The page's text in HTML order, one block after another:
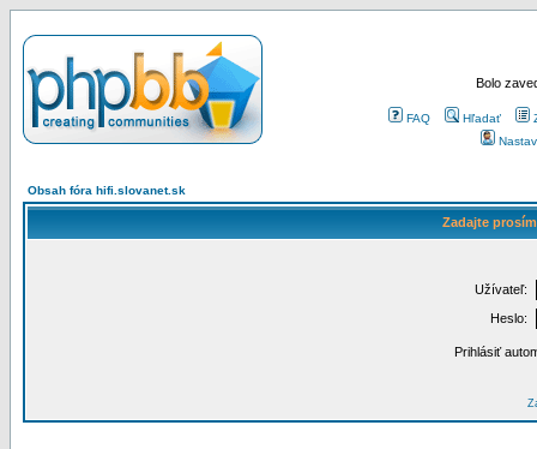
Bolo
FAQ Hľadať
Obsah fóra hifi.slovanet.sk
Zadajte
Užívateľ:
Heslo:
Prihlásiť